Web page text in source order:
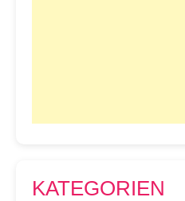
KATEGORIEN